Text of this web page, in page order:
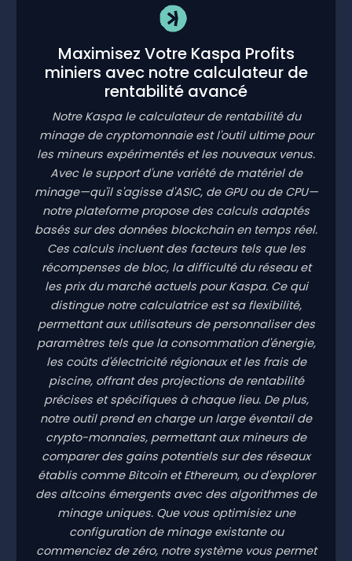
Maximisez Votre Kaspa Profits
miniers avec notre calculateur de
rentabilité avancé
Notre Kaspa le calculateur de rentabilité du
minage de cryptomonnaie est l'outil ultime pour
les mineurs expérimentés et les nouveaux venus.
Avec le support d'une variété de matériel de
minage—qu'il s'agisse d'ASIC, de GPU ou de CPU—
notre plateforme propose des calculs adaptés
basés sur des données blockchain en temps réel.
Ces calculs incluent des facteurs tels que les
récompenses de bloc, la difficulté du réseau et
les prix du marché actuels pour Kaspa. Ce qui
distingue notre calculatrice est sa flexibilité,
permettant aux utilisateurs de personnaliser des
paramètres tels que la consommation d'énergie,
les coûts d'électricité régionaux et les frais de
piscine, offrant des projections de rentabilité
précises et spécifiques à chaque lieu. De plus,
notre outil prend en charge un large éventail de
crypto-monnaies, permettant aux mineurs de
comparer des gains potentiels sur des réseaux
établis comme Bitcoin et Ethereum, ou d'explorer
des altcoins émergents avec des algorithmes de
minage uniques. Que vous optimisiez une
configuration de minage existante ou
commenciez de zéro, notre système vous permet